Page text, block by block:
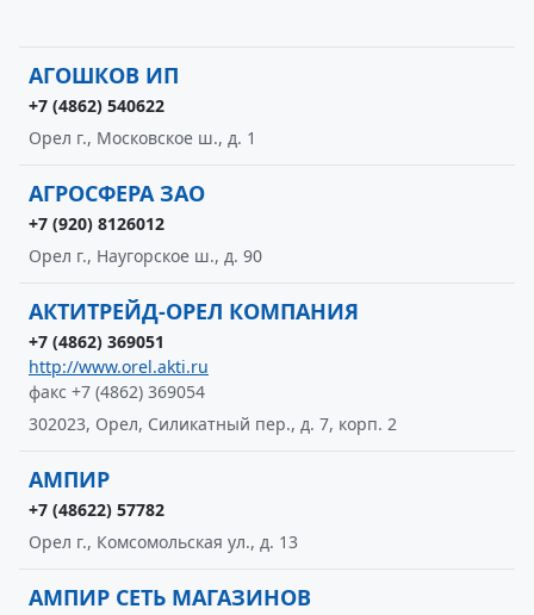
АГОШКОВ ИП
+7 (4862) 540622
Орел г., Московское ш., д. 1
АГРОСФЕРА ЗАО
+7 (920) 8126012
Орел г., Наугорское ш., д. 90
АКТИТРЕЙД-ОРЕЛ КОМПАНИЯ
+7 (4862) 369051
http://www.orel.akti.ru
факс +7 (4862) 369054
302023, Орел, Силикатный пер., д. 7, корп. 2
АМПИР
+7 (48622) 57782
Орел г., Комсомольская ул., д. 13
АМПИР СЕТЬ МАГАЗИНОВ